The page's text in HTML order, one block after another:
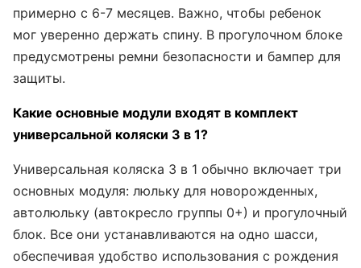
примерно с 6-7 месяцев. Важно, чтобы ребенок
мог уверенно держать спину. В прогулочном блоке
предусмотрены ремни безопасности и бампер для
защиты.
Какие основные модули входят в комплект
универсальной коляски 3 в 1?
Универсальная коляска 3 в 1 обычно включает три
основных модуля: люльку для новорожденных,
автолюльку (автокресло группы 0+) и прогулочный
блок. Все они устанавливаются на одно шасси,
обеспечивая удобство использования с рождения